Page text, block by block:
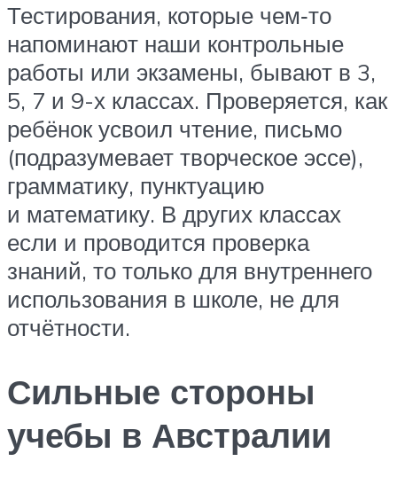
Тестирования, которые чем‑то
напоминают наши контрольные
работы или экзамены, бывают в 3,
5, 7 и 9-х классах. Проверяется, как
ребёнок усвоил чтение, письмо
(подразумевает творческое эссе),
грамматику, пунктуацию
и математику. В других классах
если и проводится проверка
знаний, то только для внутреннего
использования в школе, не для
отчётности.
Сильные стороны
учебы в Австралии